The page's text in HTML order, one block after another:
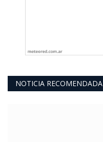
NOTICIA RECOMENDADA